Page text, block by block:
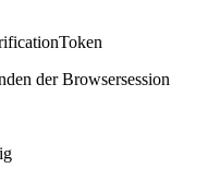
der Browsersession